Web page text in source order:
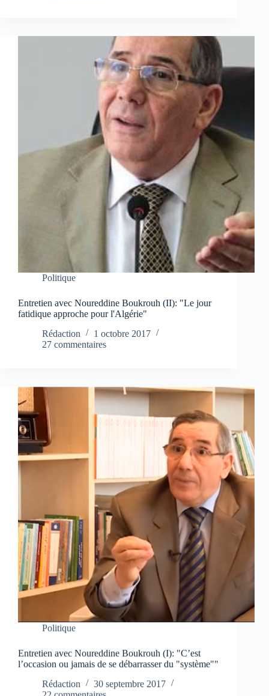
Politique
Entretien avec Noureddine Boukrouh (II): "Le jour
fatidique approche pour l'Algérie"
Rédaction
1 octobre 2017
27 commentaires
Politique
Entretien avec Noureddine Boukrouh (I): "C’est
l’occasion ou jamais de se débarrasser du "système""
Rédaction
30 septembre 2017